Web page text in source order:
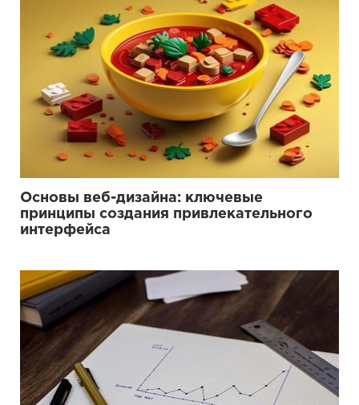
Основы веб-дизайна: ключевые
принципы создания привлекательного
интерфейса